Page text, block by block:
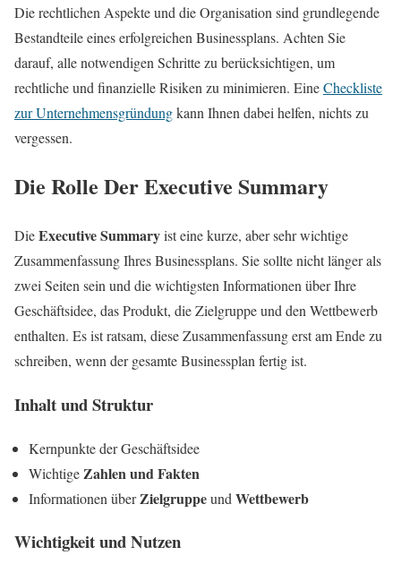
Die rechtlichen Aspekte und die Organisation sind grundlegende
Bestandteile eines erfolgreichen Businessplans. Achten Sie
darauf, alle notwendigen Schritte zu berücksichtigen, um
rechtliche und finanzielle Risiken zu minimieren. EineCheckliste
zur Unternehmensgründungkann Ihnen dabei helfen, nichts zu
vergessen.
Die Rolle Der Executive Summary
DieExecutive Summaryist eine kurze, aber sehr wichtige
Zusammenfassung Ihres Businessplans. Sie sollte nicht länger als
zwei Seiten sein und die wichtigsten Informationen über Ihre
Geschäftsidee, das Produkt, die Zielgruppe und den Wettbewerb
enthalten. Es ist ratsam, diese Zusammenfassung erst am Ende zu
schreiben, wenn der gesamte Businessplan fertig ist.
Inhalt und Struktur
Kernpunkte der Geschäftsidee
WichtigeZahlen und Fakten
Informationen überZielgruppeund Wettbewerb
Wichtigkeit und Nutzen